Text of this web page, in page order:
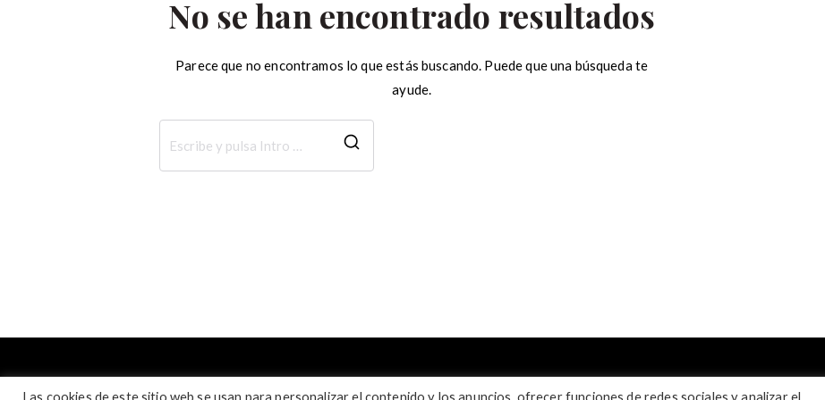
No se han encontrado resultados
Parece que no encontramos lo que estás buscando. Puede que una búsqueda te
ayude.
Las cookies de este sitio web se usan para personalizar el contenido y los anuncios, ofrecer funciones de redes sociales y analizar el